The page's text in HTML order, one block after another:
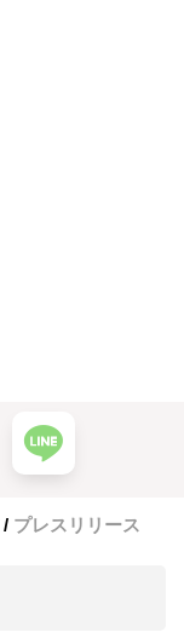
プレスリリース